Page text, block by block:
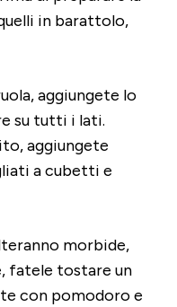
in barattolo,
aggiungete lo
su tutti i lati.
aggiungete
a cubetti e
morbide,
fatele tostare un
con pomodoro e